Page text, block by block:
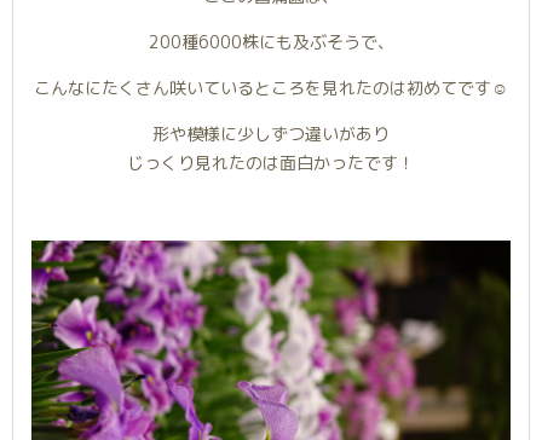
200種6000株にも及ぶそうで、
こんなにたくさん咲いているところを見れたのは初めてです☺️
形や模様に少しずつ違いがあり
じっくり見れたのは面白かったです！